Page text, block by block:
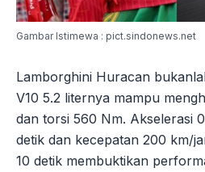
Gambar Istimewa : pict.sindonews.net
Lamborghini Huracan
V10 5.2 liternya mampu
dan torsi 560 Nm. Akselerasi
detik dan kecepatan 200 km/
10 detik membuktikan